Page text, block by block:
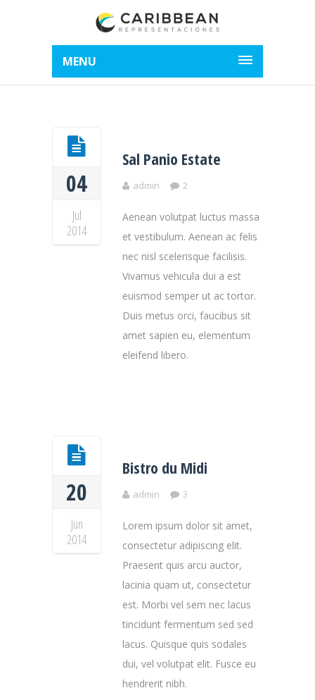
MENU
04
Jul
2014
Sal Panio Estate
admin 2
Aenean volutpat luctus massa
et vestibulum. Aenean ac felis
nec nisl scelerisque facilisis.
Vivamus vehicula dui a est
euismod semper ut ac tortor.
Duis metus orci, faucibus sit
amet sapien eu, elementum
eleifend libero.
20
Jun
2014
Bistro du Midi
admin 3
Lorem ipsum dolor sit amet,
consectetur adipiscing elit.
Praesent quis arcu auctor,
lacinia quam ut, consectetur
est. Morbi vel sem nec lacus
tincidunt fermentum sed sed
lacus. Quisque quis sodales
dui, vel volutpat elit. Fusce eu
hendrerit nibh.